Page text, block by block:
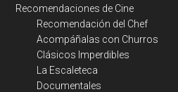
Recomendaciones de Cine
Recomendación del Chef
Acompáñalas con Churros
Clásicos Imperdibles
La Escaleteca
Documentales